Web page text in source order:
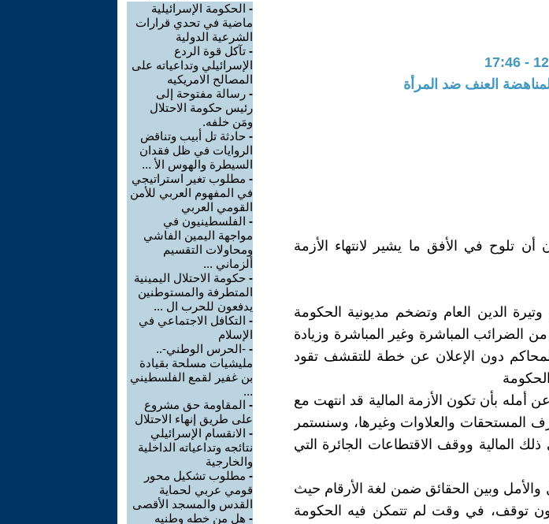
العنف ضد المرأة
تلوح في الأفق ما يشير لانتهاء الأزمة
الدين العام وتضخم مديونية الحكومة
المباشرة وغير المباشرة وزيادة
دون الإعلان عن خطة للتقشف تقود
بأن تكون الأزمة المالية قد انتهت مع
المستحقات والعلاوات وغيرها، وسنستمر
المالية ووقف الاقتطاعات الجائرة التي
والأمل وبين الحقائق ضمن لغة الأرقام حيث
توقف، في وقت لم تتمكن فيه الحكومة
- الحكومة الإسرائيلية
ماضية في تحدي قرارات
الشرعية الدولية
- تآكل قوة الردع
الإسرائيلي وتداعياته على
المصالح الامريكيه
- رسالة مفتوحة إلى
رئيس حكومة الاحتلال
ومَن خلفه.
- حادثة تل أبيب وتناقض
الروايات في ظل فقدان
السيطرة والهوس الأ ...
- مطلوب تغير استراتيجي
في المفهوم العربي للأمن
القومي العربي
- الفلسطينيون في
مواجهة اليمين الفاشي
ومحاولات التقسيم
ألزماني ...
- حكومة الاحتلال اليمينية
المتطرفة والمستوطنين
يدفعون للحرب ال ...
- التكافل الاجتماعي في
الإسلام
- -الحرس الوطني-..
مليشيات مسلحة بقيادة
بن غفير لقمع الفلسطيني
...
- المقاومة حق مشروع
على طريق إنهاء الاحتلال
- الانقسام الإسرائيلي
نتائجه وتداعياته الداخلية
والخارجية
- مطلوب تشكيل محور
قومي عربي لحماية
القدس والمسجد الأقصى
- هل من خطه وطنيه